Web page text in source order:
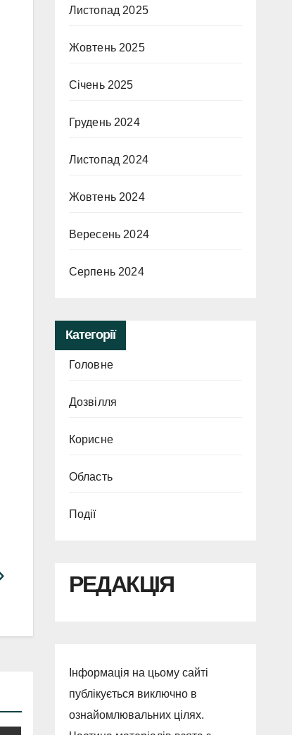
Листопад 2025
Жовтень 2025
Січень 2025
Грудень 2024
Листопад 2024
Жовтень 2024
Вересень 2024
Серпень 2024
Категорії
Головне
Дозвілля
Корисне
Область
Події
РЕДАКЦІЯ
Інформація на цьому сайті
публікується виключно в
ознайомлювальних цілях.